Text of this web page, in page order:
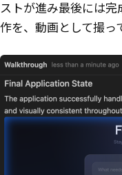
ストが進み最後には
作を、動画として撮っ